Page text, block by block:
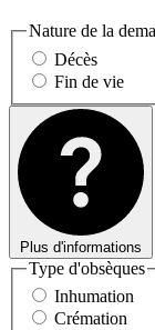
Nature de la
Décès
Fin de vie
Plus d'informations
Type d'obsèques
Inhumation
Crémation